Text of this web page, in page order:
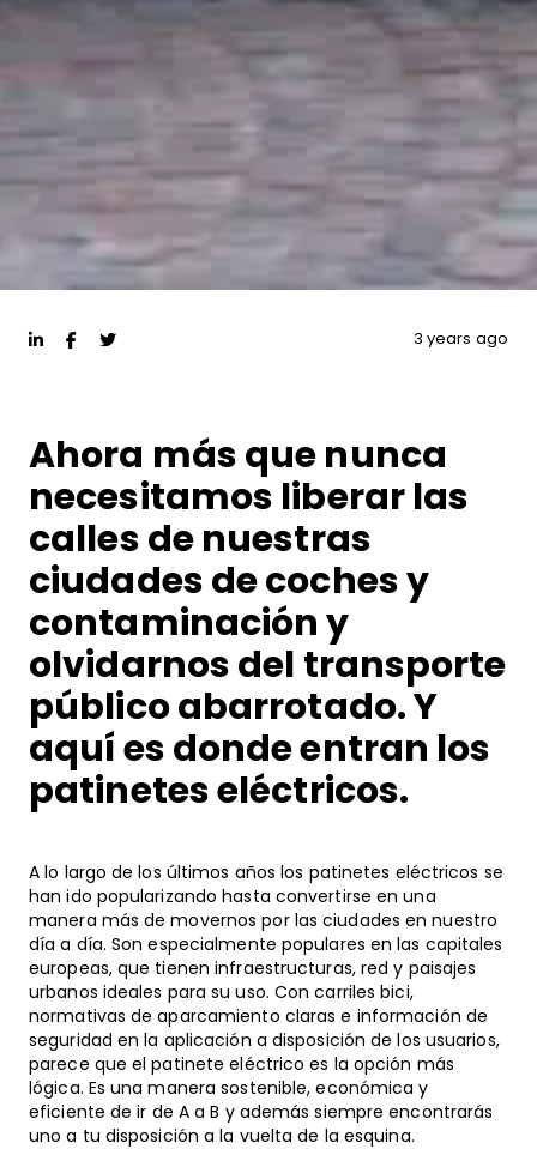
3 years ago
Ahora más que nunca
necesitamos liberar las
calles de nuestras
ciudades de coches y
contaminación y
olvidarnos del transporte
público abarrotado. Y
aquí es donde entran los
patinetes eléctricos.
A lo largo de los últimos años los patinetes eléctricos se
han ido popularizando hasta convertirse en una
manera más de movernos por las ciudades en nuestro
día a día. Son especialmente populares en las capitales
europeas, que tienen infraestructuras, red y paisajes
urbanos ideales para su uso. Con carriles bici,
normativas de aparcamiento claras e información de
seguridad en la aplicación a disposición de los usuarios,
parece que el patinete eléctrico es la opción más
lógica. Es una manera sostenible, económica y
eficiente de ir de A a B y además siempre encontrarás
uno a tu disposición a la vuelta de la esquina.